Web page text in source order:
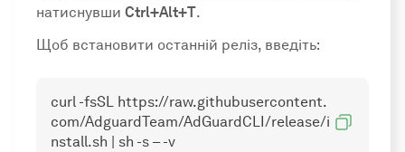
натиснувши Ctrl+Alt+T.
Щоб встановити останній реліз, введіть:
curl -fsSL https://raw.githubusercontent.
com/AdguardTeam/AdGuardCLI/release/i
nstall.sh | sh -s – -v